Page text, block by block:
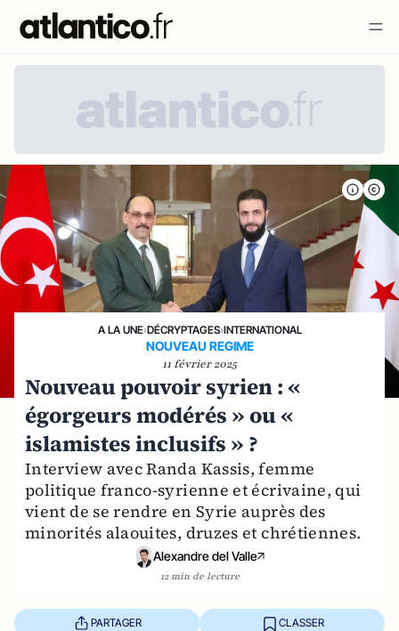
A LA UNE›DÉCRYPTAGES›INTERNATIONAL
NOUVEAU REGIME
11 février 2025
Nouveau pouvoir syrien : «
égorgeurs modérés » ou «
islamistes inclusifs » ?
Interview avec Randa Kassis, femme
politique franco-syrienne et écrivaine, qui
vient de se rendre en Syrie auprès des
minorités alaouites, druzes et chrétiennes.
Alexandre del Valle
12 min de lecture
PARTAGER CLASSER